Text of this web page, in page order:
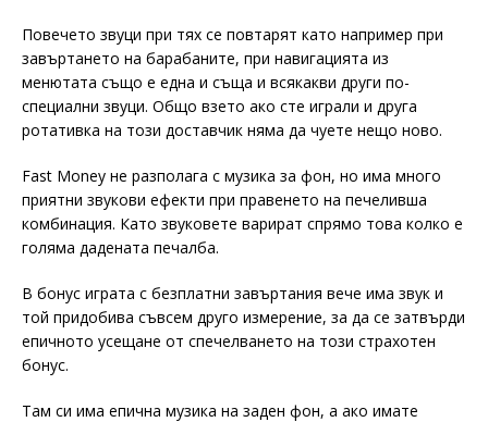
Повечето звуци при тях се повтарят като например при
завъртането на барабаните, при навигацията из
менютата също е една и съща и всякакви други по-
специални звуци. Общо взето ако сте играли и друга
ротативка на този доставчик няма да чуете нещо ново.
Fast Money не разполага с музика за фон, но има много
приятни звукови ефекти при правенето на печеливша
комбинация. Като звуковете варират спрямо това колко е
голяма дадената печалба.
В бонус играта с безплатни завъртания вече има звук и
той придобива съвсем друго измерение, за да се затвърди
епичното усещане от спечелването на този страхотен
бонус.
Там си има епична музика на заден фон, а ако имате